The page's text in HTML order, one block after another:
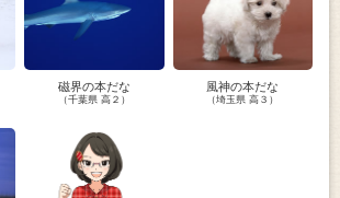
磁界の本だな
（千葉県 高２）
風神の本だな
（埼玉県 高３）